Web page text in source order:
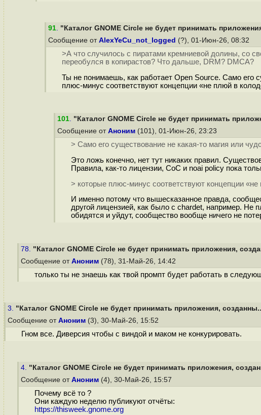
91. "Каталог GNOME Circle не будет принимать
Сообщение от AlexYeCu_not_logged (?), 01-Июн-26, 08:32
>А что случилось с пиратами кремниевой долины, со
переобулся в копирастов? Что дальше, DRM? DMCA?
Ты не понимаешь, как работает Open Source. Само его
плюс-минус соответствуют концепции «не плюй в
101. "Каталог GNOME Circle не будет принимать
Сообщение от Аноним (101), 01-Июн-26, 23:23
> Само его существование не какая-то магия или
Это ложь конечно, нет тут никаких правил.
Правила, как-то лицензии, CoC и noai policy пока
> которые плюс-минус соответствуют концепции
И именно потому что вышесказанное правда,
другой лицензией, как было с chardet, например. Не
обидятся и уйдут, сообщество вообще ничего не
78. "Каталог GNOME Circle не будет принимать приложения,
Сообщение от Аноним (78), 31-Май-26, 14:42
только ты не знаешь как твой промпт будет работать в
3. "Каталог GNOME Circle не будет принимать приложения,
Сообщение от Аноним (3), 30-Май-26, 15:52
Гном все. Диверсия чтобы с виндой и маком не конкурировать.
4. "Каталог GNOME Circle не будет принимать приложения,
Сообщение от Аноним (4), 30-Май-26, 15:57
Почему всё то ?
Они каждую неделю публикуют отчёты:
https://thisweek.gnome.org